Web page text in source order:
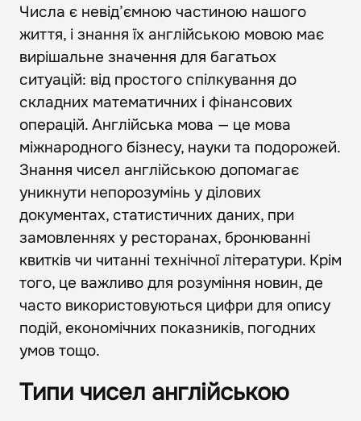
Числа є невід’ємною частиною нашого
життя, і знання їх англійською мовою має
вирішальне значення для багатьох
ситуацій: від простого спілкування до
складних математичних і фінансових
операцій. Англійська мова — це мова
міжнародного бізнесу, науки та подорожей.
Знання чисел англійською допомагає
уникнути непорозумінь у ділових
документах, статистичних даних, при
замовленнях у ресторанах, бронюванні
квитків чи читанні технічної літератури. Крім
того, це важливо для розуміння новин, де
часто використовуються цифри для опису
подій, економічних показників, погодних
умов тощо.
Типи чисел англійською